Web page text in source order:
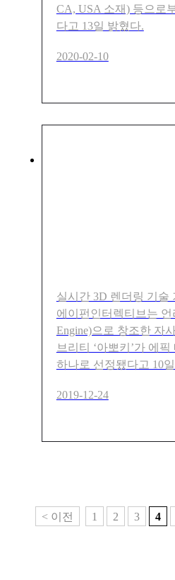
CA, USA 소재) 등으로
다고 13일 밝혔다.
2020-02-10
실시간 3D 렌더링 기술
에이펀인터렉티브는 언
Engine)으로 창조한 자
브리티 ‘아뽀키’가 에
하나로 선정됐다고 10
2019-12-24
< 이전 1 2 3 4